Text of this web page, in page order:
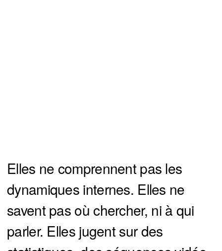
Elles ne comprennent pas les
dynamiques internes. Elles ne
savent pas où chercher, ni à qui
parler. Elles jugent sur des